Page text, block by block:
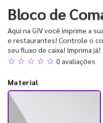
Bloco de
Aqui na GIV você imprime a
e restaurantes! Controle o
seu fluxo de caixa! Imprima já!
☆ ☆ ☆ ☆ ☆ 0 avaliações
Material